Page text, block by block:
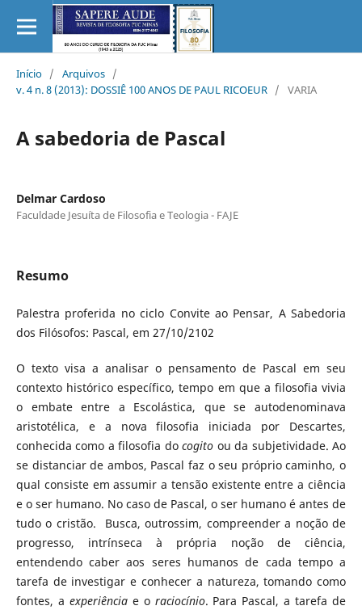
Início / Arquivos /
v. 4 n. 8 (2013): DOSSIÊ 100 ANOS DE PAUL RICOEUR / VARIA
A sabedoria de Pascal
Delmar Cardoso
Faculdade Jesuíta de Filosofia e Teologia - FAJE
Resumo
Palestra proferida no ciclo Convite ao Pensar, A Sabedoria
dos Filósofos: Pascal, em 27/10/2102
O texto visa a analisar o pensamento de Pascal em seu
contexto histórico específico, tempo em que a filosofia vivia
o embate entre a Escolástica, que se autodenominava
aristotélica, e a nova filosofia iniciada por Descartes,
conhecida como a filosofia docogito ou da subjetividade. Ao
se distanciar de ambos, Pascal faz o seu próprio caminho, o
qual consiste em assumir a tensão existente entre a ciência
e o ser humano. No caso de Pascal, o ser humano é antes de
tudo o cristão. Busca, outrossim, compreender a noção de
progresso, intrínseca à própria noção de ciência,
entendendo caber aos seres humanos de cada tempo a
tarefa de investigar e conhecer a natureza, tomando como
fontes, a experiênciae o raciocínio. Para Pascal, a tarefa de